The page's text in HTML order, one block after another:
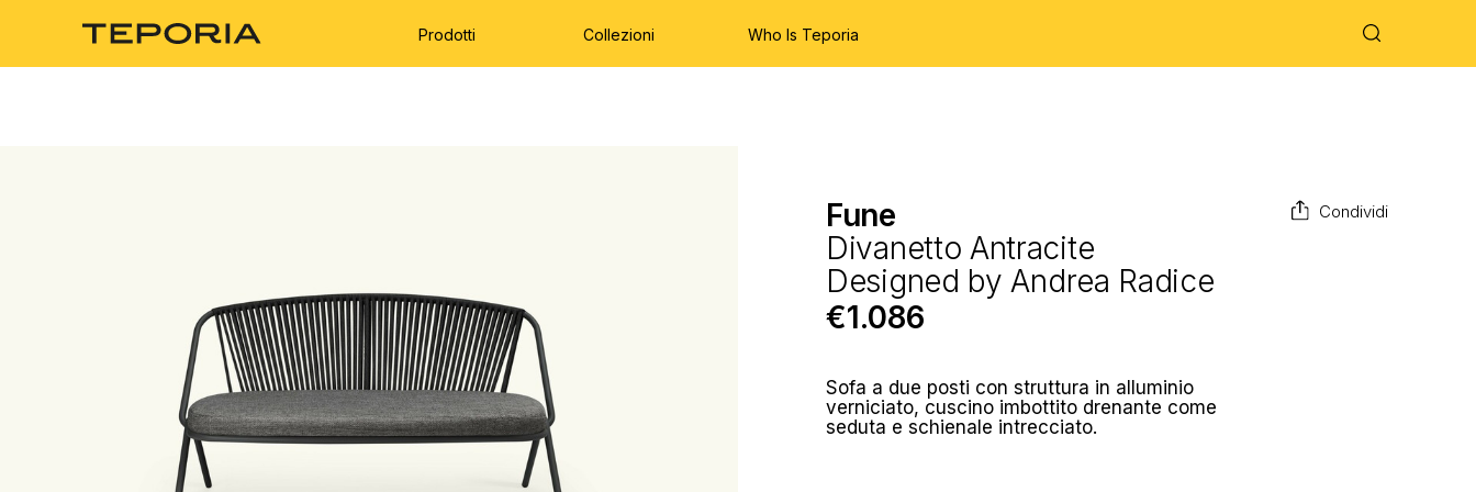
Prodotti Collezioni Who Is Teporia
Fune
Divanetto Antracite
Condividi
Designed by Andrea Radice
€1.086
Sofa a due posti con struttura in alluminio
verniciato, cuscino imbottito drenante come
seduta e schienale intrecciato.